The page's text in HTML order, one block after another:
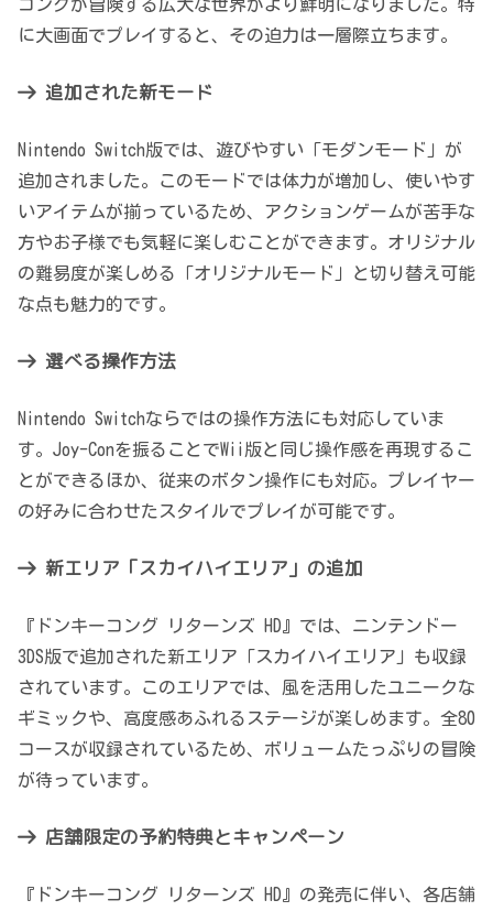
コングが冒険する広大な世界がより鮮明になりました。特
に大画面でプレイすると、その迫力は一層際立ちます。
追加された新モード
Nintendo Switch版では、遊びやすい「モダンモード」が
追加されました。このモードでは体力が増加し、使いやす
いアイテムが揃っているため、アクションゲームが苦手な
方やお子様でも気軽に楽しむことができます。オリジナル
の難易度が楽しめる「オリジナルモード」と切り替え可能
な点も魅力的です。
選べる操作方法
Nintendo Switchならではの操作方法にも対応していま
す。Joy-Conを振ることでWii版と同じ操作感を再現するこ
とができるほか、従来のボタン操作にも対応。プレイヤー
の好みに合わせたスタイルでプレイが可能です。
新エリア「スカイハイエリア」の追加
『ドンキーコング リターンズ HD』では、ニンテンドー
3DS版で追加された新エリア「スカイハイエリア」も収録
されています。このエリアでは、風を活用したユニークな
ギミックや、高度感あふれるステージが楽しめます。全80
コースが収録されているため、ボリュームたっぷりの冒険
が待っています。
店舗限定の予約特典とキャンペーン
『ドンキーコング リターンズ HD』の発売に伴い、各店舗